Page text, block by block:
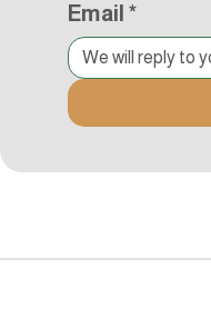
Email *